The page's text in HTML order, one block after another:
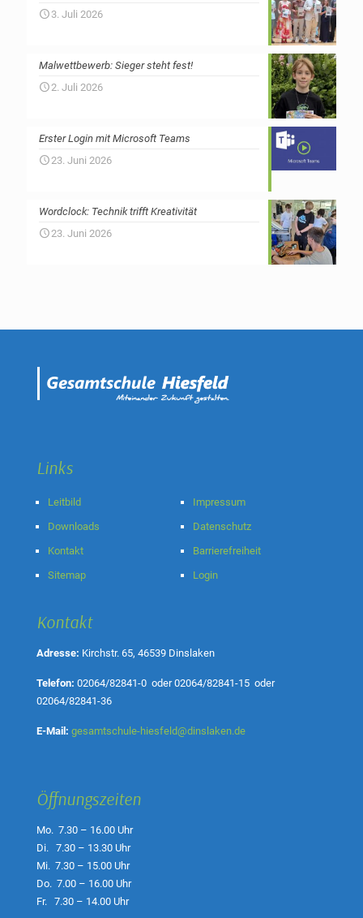
3. Juli 2026
Malwettbewerb: Sieger steht fest!
2. Juli 2026
Erster Login mit Microsoft Teams
23. Juni 2026
Wordclock: Technik trifft Kreativität
23. Juni 2026
Links
Leitbild
Downloads
Kontakt
Sitemap
Impressum
Datenschutz
Barrierefreiheit
Login
Kontakt
Adresse: Kirchstr. 65, 46539 Dinslaken
Telefon: 02064/82841-0 oder02064/82841-15 oder
02064/82841-36
E-Mail: gesamtschule-hiesfeld@dinslaken.de
Öffnungszeiten
Mo. 7.30 – 16.00 Uhr
Di. 7.30 – 13.30 Uhr
Mi. 7.30 – 15.00 Uhr
Do. 7.00 – 16.00 Uhr
Fr. 7.30 – 14.00 Uhr